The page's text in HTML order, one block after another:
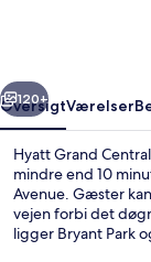
Næste
120+
OversigtVærelser
Hyatt Grand
mindre end 10
Avenue. Gæster
vejen forbi det
ligger Bryant Park